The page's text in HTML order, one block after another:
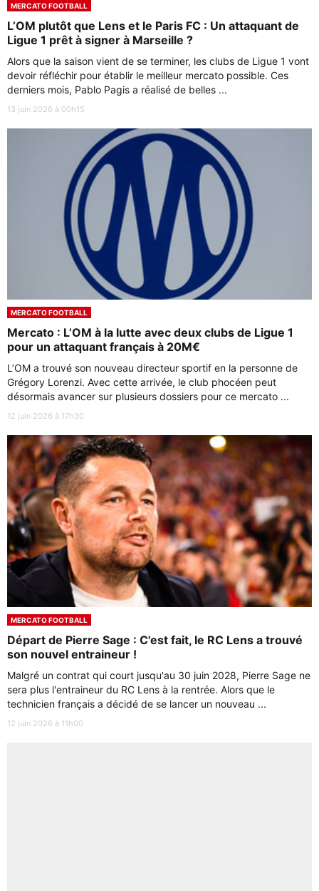
MERCATO FOOTBALL
L’OM plutôt que Lens et le Paris FC : Un attaquant de
Ligue 1 prêt à signer à Marseille ?
Alors que la saison vient de se terminer, les clubs de Ligue 1 vont
devoir réfléchir pour établir le meilleur mercato possible. Ces
derniers mois, Pablo Pagis a réalisé de belles ...
13 juin 2026 à 00h15
MERCATO FOOTBALL
Mercato : L’OM à la lutte avec deux clubs de Ligue 1
pour un attaquant français à 20M€
L’OM a trouvé son nouveau directeur sportif en la personne de
Grégory Lorenzi. Avec cette arrivée, le club phocéen peut
désormais avancer sur plusieurs dossiers pour ce mercato ...
12 juin 2026 à 17h30
MERCATO FOOTBALL
Départ de Pierre Sage : C'est fait, le RC Lens a trouvé
son nouvel entraineur !
Malgré un contrat qui court jusqu'au 30 juin 2028, Pierre Sage ne
sera plus l'entraineur du RC Lens à la rentrée. Alors que le
technicien français a décidé de se lancer un nouveau ...
12 juin 2026 à 11h00